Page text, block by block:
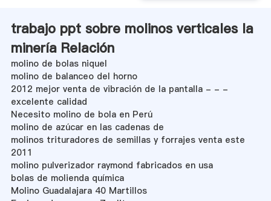
trabajo ppt sobre molinos verticales la
minería Relación
molino de bolas niquel
molino de balanceo del horno
2012 mejor venta de vibración de la pantalla - - -
excelente calidad
Necesito molino de bola en Perú
molino de azúcar en las cadenas de
molinos trituradores de semillas y forrajes venta este
2011
molino pulverizador raymond fabricados en usa
bolas de molienda química
Molino Guadalajara 40 Martillos